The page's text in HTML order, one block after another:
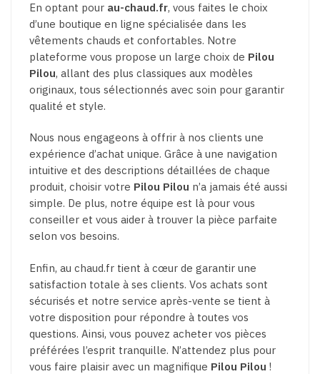
En optant pour au-chaud.fr, vous faites le choix
d’une boutique en ligne spécialisée dans les
vêtements chauds et confortables. Notre
plateforme vous propose un large choix de Pilou
Pilou, allant des plus classiques aux modèles
originaux, tous sélectionnés avec soin pour garantir
qualité et style.
Nous nous engageons à offrir à nos clients une
expérience d’achat unique. Grâce à une navigation
intuitive et des descriptions détaillées de chaque
produit, choisir votre Pilou Pilou n’a jamais été aussi
simple. De plus, notre équipe est là pour vous
conseiller et vous aider à trouver la pièce parfaite
selon vos besoins.
Enfin, au chaud.fr tient à cœur de garantir une
satisfaction totale à ses clients. Vos achats sont
sécurisés et notre service après-vente se tient à
votre disposition pour répondre à toutes vos
questions. Ainsi, vous pouvez acheter vos pièces
préférées l’esprit tranquille. N’attendez plus pour
vous faire plaisir avec un magnifique Pilou Pilou !